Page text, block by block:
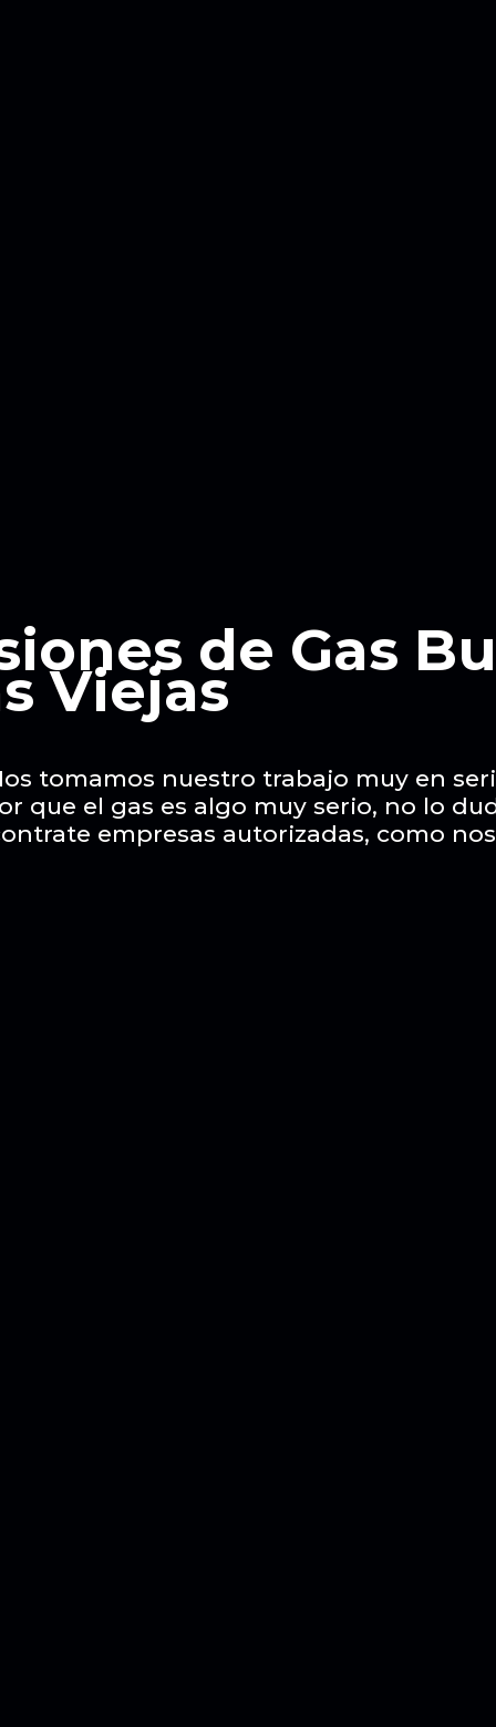
de Gas
Viejas
tomamos nuestro trabajo muy en
que el gas es algo muy serio, no lo
empresas autorizadas, como